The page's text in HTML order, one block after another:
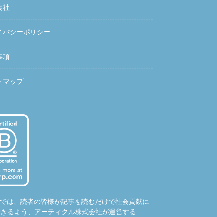
社
バシーポリシー
項
マップ
は、読者の皆様が記事を読むだけで社会貢献に
るよう、アーティクル株式会社が運営する